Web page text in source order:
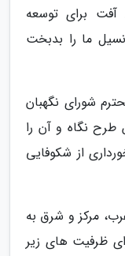
برای توسعه
ما را بدبخت
شورای نگهبان
طرح نگاه و آن را
از شکوفایی
مرکز و شرق به
ظرفیت های زیر